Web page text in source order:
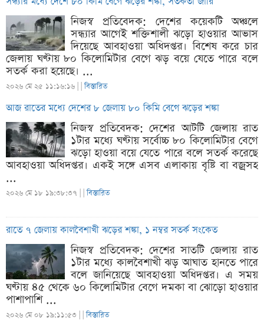
নিজস্ব প্রতিবেদক: দেশের কয়েকটি অঞ্চলে
সন্ধ্যার আগেই শক্তিশালী ঝড়ো হাওয়ার আভাস
দিয়েছে আবহাওয়া অধিদপ্তর। বিশেষ করে চার
জেলায় ঘণ্টায় ৮০ কিলোমিটার বেগে ঝড় বয়ে যেতে পারে বলে
সতর্ক করা হয়েছে। ...
২০২৬ মে ২৫ ১১:১৬:১৬ | |বিস্তারিত
আজ রাতের মধ্যে দেশের ৮ জেলায় ৮০ কিমি বেগে ঝড়ের শঙ্কা
নিজস্ব প্রতিবেদক: দেশের আটটি জেলায় রাত
১টার মধ্যে ঘণ্টায় সর্বোচ্চ ৮০ কিলোমিটার বেগে
ঝড়ো হাওয়া বয়ে যেতে পারে বলে সতর্ক করেছে
আবহাওয়া অধিদপ্তর। একই সঙ্গে এসব এলাকায় বৃষ্টি বা বজ্রসহ
...
২০২৬ মে ১৮ ১৯:৩৮:৩৭ | |বিস্তারিত
রাতে ৭ জেলায় কালবৈশাখী ঝড়ের শঙ্কা, ১ নম্বর সতর্ক সংকেত
নিজস্ব প্রতিবেদক: দেশের সাতটি জেলায় রাত
১টার মধ্যে কালবৈশাখী ঝড় আঘাত হানতে পারে
বলে জানিয়েছে আবহাওয়া অধিদপ্তর। এ সময়
ঘণ্টায় ৪৫ থেকে ৬০ কিলোমিটার বেগে দমকা বা ঝোড়ো হাওয়ার
পাশাপাশি ...
২০২৬ মে ০৮ ১৯:১১:৫৩ | |বিস্তারিত